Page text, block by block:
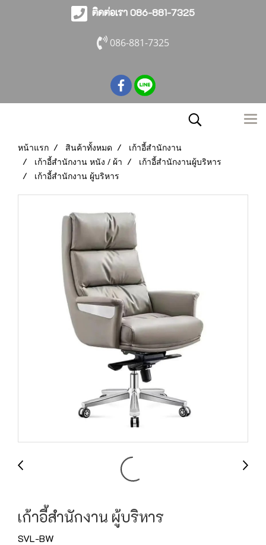
ติดต่อเรา 086-881-7325
086-881-7325
หน้าแรก สินค้าทั้งหมด
เก้าอี้สำนักงาน
เก้าอี้สำนักงาน หนัง / ผ้า
เก้าอี้สำนักงานผู้บริหาร
เก้าอี้สำนักงาน ผู้บริหาร
เก้าอี้สำนักงาน ผู้บริหาร
SVL-BW